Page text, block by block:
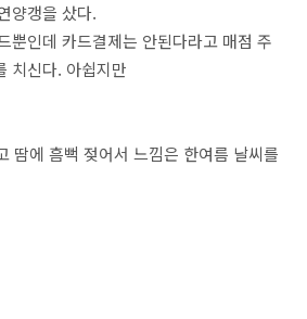
양갱을 샀다.
뿐인데 카드결제는 안된다라고 매점 주
치신다. 아쉽지만
땀에 흠뻑 젖어서 느낌은 한여름 날씨를